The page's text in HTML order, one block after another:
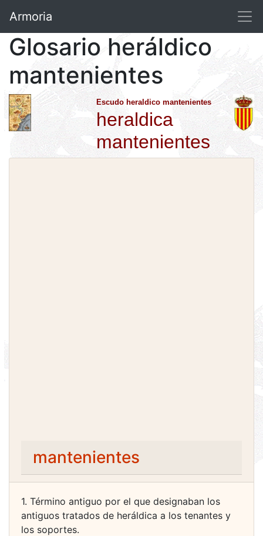
Armoria
Glosario heráldico
mantenientes
Escudo heraldico mantenientes
heraldica
mantenientes
mantenientes
1. Término antiguo por el que designaban los
antiguos tratados de heráldica a los tenantes y
los soportes.